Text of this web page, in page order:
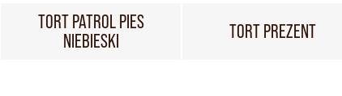
TORT PATROL PIES
NIEBIESKI
TORT PREZENT